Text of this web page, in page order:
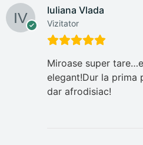
Iuliana Vlada
Vizitator
Miroase super
elegant!Dur la prima
dar afrodisiac!